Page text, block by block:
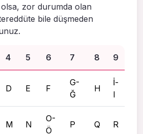
zor durumda olan
bile düşmeden
4 5 6 7 8 9
D E F
G-
Ğ
H
İ-
I
M N
O-
Ö
P Q R